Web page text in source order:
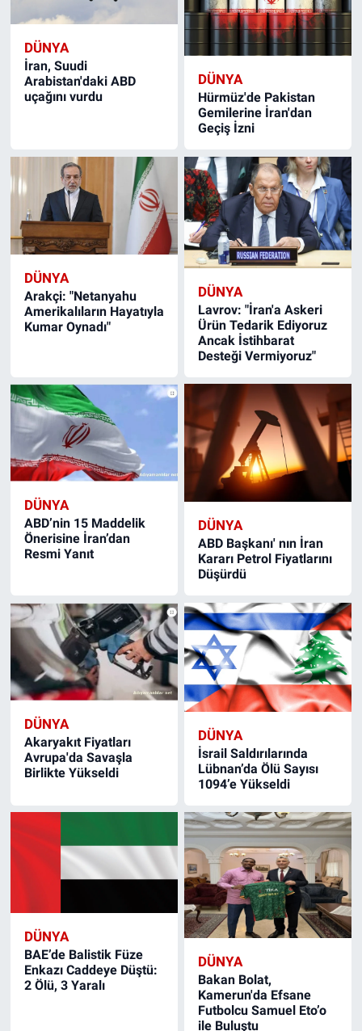
DÜNYA
İran, Suudi
Arabistan'daki ABD
uçağını vurdu
DÜNYA
Hürmüz'de Pakistan
Gemilerine İran'dan
Geçiş İzni
DÜNYA
Arakçi: "Netanyahu
Amerikalıların Hayatıyla
Kumar Oynadı"
DÜNYA
Lavrov: "İran'a Askeri
Ürün Tedarik Ediyoruz
Ancak İstihbarat
Desteği Vermiyoruz"
DÜNYA
ABD’nin 15 Maddelik
Önerisine İran’dan
Resmi Yanıt
DÜNYA
ABD Başkanı' nın İran
Kararı Petrol Fiyatlarını
Düşürdü
DÜNYA
Akaryakıt Fiyatları
Avrupa'da Savaşla
Birlikte Yükseldi
DÜNYA
İsrail Saldırılarında
Lübnan’da Ölü Sayısı
1094’e Yükseldi
DÜNYA
BAE’de Balistik Füze
Enkazı Caddeye Düştü:
2 Ölü, 3 Yaralı
DÜNYA
Bakan Bolat,
Kamerun'da Efsane
Futbolcu Samuel Eto’o
ile Buluştu